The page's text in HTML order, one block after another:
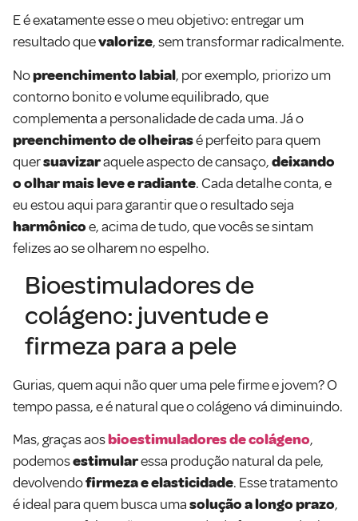
E é exatamente esse o meu objetivo: entregar um
resultado quevalorize, sem transformar radicalmente.
Nopreenchimento labial, por exemplo, priorizo um
contorno bonito e volume equilibrado, que
complementa a personalidade de cada uma. Já o
preenchimento de olheirasé perfeito para quem
quersuavizaraquele aspecto de cansaço,deixando
o olhar mais leve e radiante. Cada detalhe conta, e
eu estou aqui para garantir que o resultado seja
harmônicoe, acima de tudo, que vocês se sintam
felizes ao se olharem no espelho.
Bioestimuladores de
colágeno: juventude e
firmeza para a pele
Gurias, quem aqui não quer uma pele firme e jovem? O
tempo passa, e é natural que o colágeno vá diminuindo.
Mas, graças aosbioestimuladores de colágeno,
podemosestimularessa produção natural da pele,
devolvendofirmeza e elasticidade. Esse tratamento
é ideal para quem busca umasolução a longo prazo,